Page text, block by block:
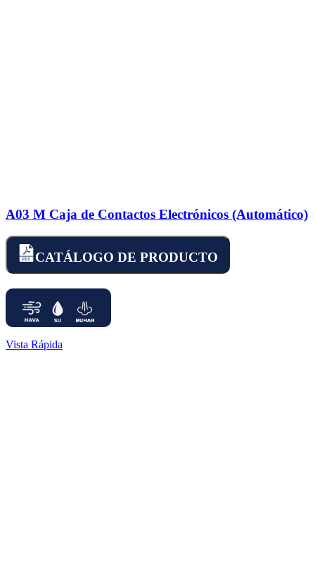
A03 M Caja de Contactos Electrónicos (Automático)
CATÁLOGO DE PRODUCTO
Vista Rápida